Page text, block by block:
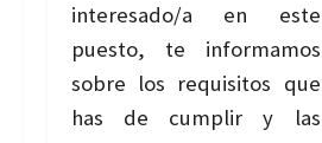
interesado/a en este
puesto, te informamos
sobre los requisitos que
has de cumplir y las